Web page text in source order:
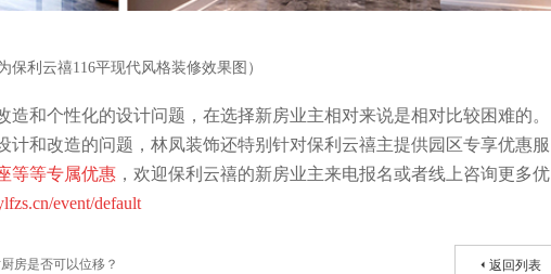
保利云禧116平现代风格装修效果图）
和个性化的设计问题，在选择新房业主相对来说是相对比较困难的。
计和改造的问题，林凤装饰还特别针对保利云禧主提供园区专享优惠服
等等专属优惠 ，欢迎保利云禧的新房业主来电报名或者线上咨询更多优
event/default
房是否可以位移？ 返回列表